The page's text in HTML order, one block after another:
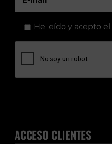
He leído y acepto el
ACCESO CLIENTES